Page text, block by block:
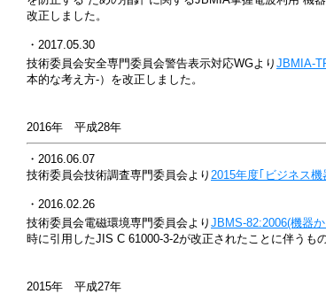
改正しました。
・2017.05.30
技術委員会安全専門委員会警告表示対応WGより JBMIA-
本的な考え方-）を改正しました。
2016年 平成28年
・2016.06.07
技術委員会技術調査専門委員会より 2015年度｢ビジネス
・2016.02.26
技術委員会電磁環境専門委員会より JBMS-82:2006(機器
時に引用したJIS C 61000-3-2が改正されたことに伴うも
2015年 平成27年